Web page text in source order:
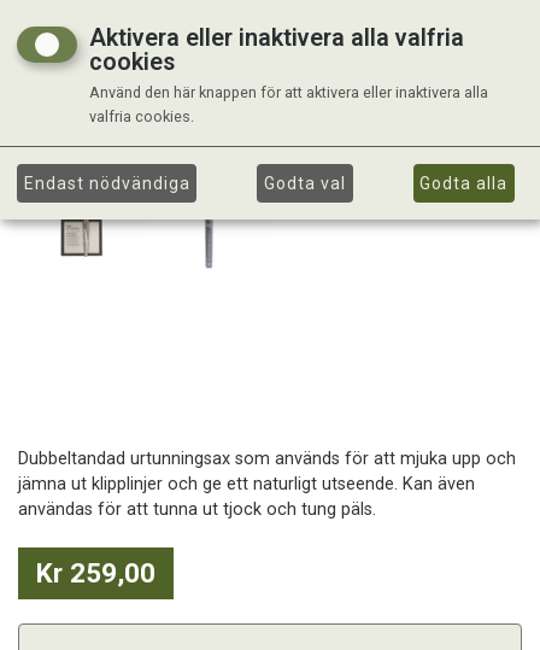
Dubbeltandad urtunningsax som används för att mjuka upp och
jämna ut klipplinjer och ge ett naturligt utseende. Kan även
användas för att tunna ut tjock och tung päls.
Kr 259,00
Aktivera eller inaktivera alla valfria
cookies
Använd den här knappen för att aktivera eller inaktivera alla
valfria cookies.
Endast nödvändiga Godta val Godta alla